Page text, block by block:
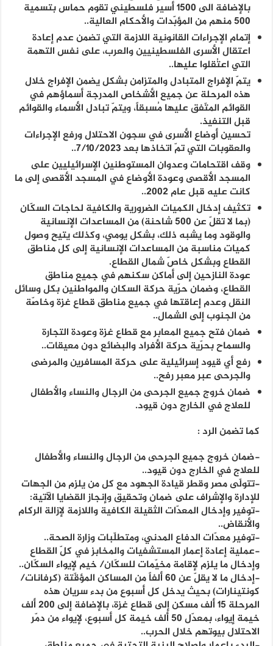
بالإضافة الى 1500 أسير فلسطيني تقوم حماس بتسمية
500 منهم من المؤبّدات والأحكام العالية..
إتمام الإجراءات القانونية اللازمة التي تضمن عدم إعادة
اعتقال الأسرى الفلسطينيين والعرب، على نفس التهمة
التي اعتُقلوا عليها..
يتمّ الإفراج المتبادل والمتزامن بشكل يضمن الإفراج خلال
هذه المرحلة عن جميع الأشخاص المدرجة أسماؤهم في
القوائم المتّفق عليها مُسبقاً، ويتمّ تبادل الأسماء والقوائم
قبل التنفيذ.
تحسين أوضاع الأسرى في سجون الاحتلال ورفع الإجراءات
والعقوبات التي تمّ اتخاذها بعد 7/10/2023..
وقف اقتحامات وعدوان المستوطنين الإسرائيليين على
المسجد الأقصى وعودة الأوضاع في المسجد الأقصى إلى ما
كانت عليه قبل عام 2002..
تكثيف إدخال الكميات الضرورية والكافية لحاجات السكّان
(بما لا تقلّ عن 500 شاحنة) من المساعدات الإنسانية
والوقود وما يشبه ذلك، بشكل يومي، وكذلك يتيح وصول
كميات مناسبة من المساعدات الإنسانية إلى كل مناطق
القطاع وبشكل خاصّ شمال القطاع.
عودة النازحين إلى أماكن سكنهم في جميع مناطق
القطاع، وضمان حرّية حركة السكان والمواطنين بكل وسائل
النقل وعدم إعاقتها في جميع مناطق قطاع غزة وخاصّة
من الجنوب إلى الشمال..
ضمان فتح جميع المعابر مع قطاع غزة وعودة التجارة
والسماح بحرّية حركة الأفراد والبضائع دون معيقات..
رفع أي قيود إسرائيلية على حركة المسافرين والمرضى
والجرحى عبر معبر رفح..
ضمان خروج جميع الجرحى من الرجال والنساء والأطفال
للعلاج في الخارج دون قيود.
كما تضمن الرد :
-ضمان خروج جميع الجرحى من الرجال والنساء والأطفال
للعلاج في الخارج دون قيود..
-تتولّى مصر وقطر قيادة الجهود مع كل من يلزم من الجهات
للإدارة والإشراف على ضمان وتحقيق وإنجاز القضايا الآتية:
-توفير وإدخال المعدّات الثقيلة الكافية واللازمة لإزالة الركام
والأنقاض..
-توفير معدّات الدفاع المدني، ومتطلّبات وزارة الصحة..
-عملية إعادة إعمار المستشفيات والمخابز في كلّ القطاع
وإدخال ما يلزم لإقامة مخيّمات للسكّان/ خيم لإيواء السكّان..
-إدخال ما لا يقلّ عن 60 ألفاً من المساكن المؤقّتة (كرفانات/
كونتينارات) بحيث يدخل كل أسبوع من بدء سريان هذه
المرحلة 15 ألف مسكن إلى قطاع غزة، بالإضافة إلى 200 ألف
خيمة إيواء، بمعدّل 50 ألف خيمة كل أسبوع، لإيواء من دمّر
الاحتلال بيوتهم خلال الحرب..